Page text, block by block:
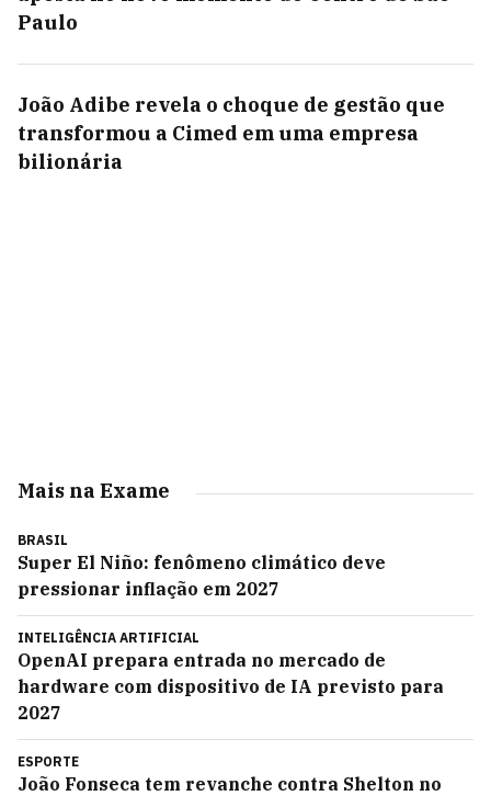
Paulo
João Adibe revela o choque de gestão que
transformou a Cimed em uma empresa
bilionária
Mais na Exame
BRASIL
Super El Niño: fenômeno climático deve
pressionar inflação em 2027
INTELIGÊNCIA ARTIFICIAL
OpenAI prepara entrada no mercado de
hardware com dispositivo de IA previsto para
2027
ESPORTE
João Fonseca tem revanche contra Shelton no